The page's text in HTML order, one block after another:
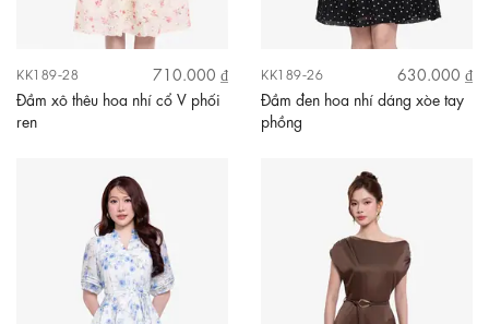
KK189-28
710.000 ₫
Đầm xô thêu hoa nhí cổ V phối
ren
KK189-26
630.000 ₫
Đầm đen hoa nhí dáng xòe tay
phồng